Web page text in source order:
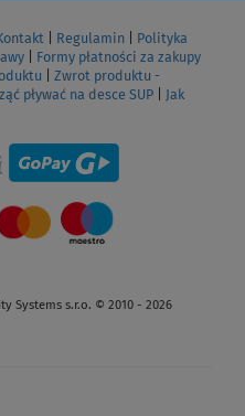
Regulamin
Polityka
Formy płatności za zakupy
Zwrot produktu -
pływać na desce SUP
Jak
Systems s.r.o. © 2010 - 2026